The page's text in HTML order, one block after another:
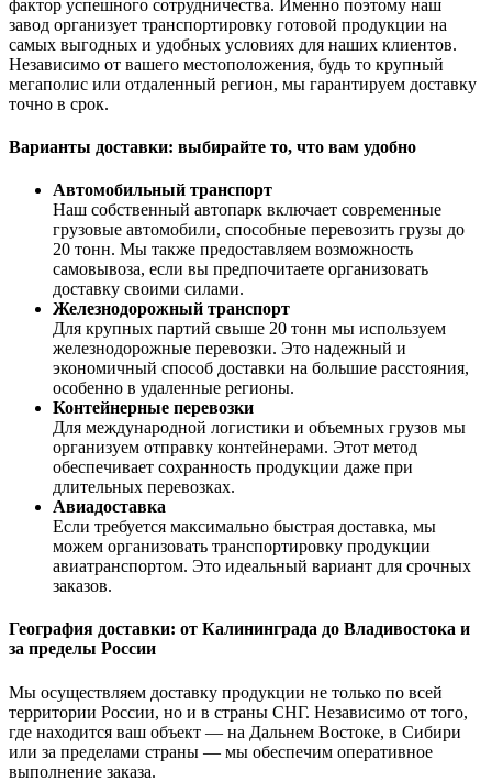
фактор успешного сотрудничества. Именно поэтому наш
завод организует транспортировку готовой продукции на
самых выгодных и удобных условиях для наших клиентов.
Независимо от вашего местоположения, будь то крупный
мегаполис или отдаленный регион, мы гарантируем доставку
точно в срок.
Варианты доставки: выбирайте то, что вам удобно
Автомобильный транспорт
Наш собственный автопарк включает современные
грузовые автомобили, способные перевозить грузы до
20 тонн. Мы также предоставляем возможность
самовывоза, если вы предпочитаете организовать
доставку своими силами.
Железнодорожный транспорт
Для крупных партий свыше 20 тонн мы используем
железнодорожные перевозки. Это надежный и
экономичный способ доставки на большие расстояния,
особенно в удаленные регионы.
Контейнерные перевозки
Для международной логистики и объемных грузов мы
организуем отправку контейнерами. Этот метод
обеспечивает сохранность продукции даже при
длительных перевозках.
Авиадоставка
Если требуется максимально быстрая доставка, мы
можем организовать транспортировку продукции
авиатранспортом. Это идеальный вариант для срочных
заказов.
География доставки: от Калининграда до Владивостока и
за пределы России
Мы осуществляем доставку продукции не только по всей
территории России, но и в страны СНГ. Независимо от того,
где находится ваш объект — на Дальнем Востоке, в Сибири
или за пределами страны — мы обеспечим оперативное
выполнение заказа.